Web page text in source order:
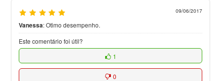
09/06/2017
Vanessa:Otimo desempenho.
Este comentário foi útil?
1
0